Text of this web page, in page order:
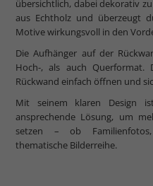
übersichtlich, dabei dekorativ
aus Echtholz und überzeugt
Motive wirkungsvoll in den
Die Aufhänger auf der
Hoch-, als auch Querformat.
Rückwand einfach öffnen und
Mit seinem klaren Design
ansprechende Lösung, um
setzen – ob
thematische Bilderreihe.